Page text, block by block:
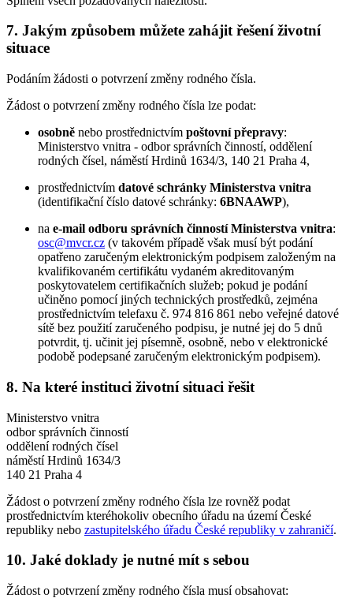
7. Jakým způsobem můžete zahájit řešení životní
situace
Podáním žádosti o potvrzení změny rodného čísla.
Žádost o potvrzení změny rodného čísla lze podat:
osobně nebo prostřednictvím poštovní přepravy:
Ministerstvo vnitra - odbor správních činností, oddělení
rodných čísel, náměstí Hrdinů 1634/3, 140 21 Praha 4,
prostřednictvím datové schránky Ministerstva vnitra
(identifikační číslo datové schránky: 6BNAAWP),
na e-mail odboru správních činností Ministerstva vnitra:
osc@mvcr.cz (v takovém případě však musí být podání
opatřeno zaručeným elektronickým podpisem založeným na
kvalifikovaném certifikátu vydaném akreditovaným
poskytovatelem certifikačních služeb; pokud je podání
učiněno pomocí jiných technických prostředků, zejména
prostřednictvím telefaxu č. 974 816 861 nebo veřejné datové
sítě bez použití zaručeného podpisu, je nutné jej do 5 dnů
potvrdit, tj. učinit jej písemně, osobně, nebo v elektronické
podobě podepsané zaručeným elektronickým podpisem).
8. Na které instituci životní situaci řešit
Ministerstvo vnitra
odbor správních činností
oddělení rodných čísel
náměstí Hrdinů 1634/3
140 21 Praha 4
Žádost o potvrzení změny rodného čísla lze rovněž podat
prostřednictvím kteréhokoliv obecního úřadu na území České
republiky nebo zastupitelského úřadu České republiky v zahraničí.
10. Jaké doklady je nutné mít s sebou
Žádost o potvrzení změny rodného čísla musí obsahovat: